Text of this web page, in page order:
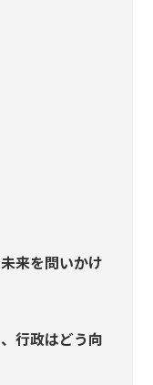
来を問いかけ
行政はどう向